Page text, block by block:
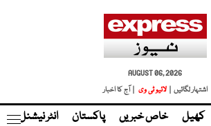
AUGUST 06, 2026
اشتہار لگائیں |
لائیو ٹی وی | آج کا اخبار
کھیل خاص خبریں پاکستان انٹر نیشنل